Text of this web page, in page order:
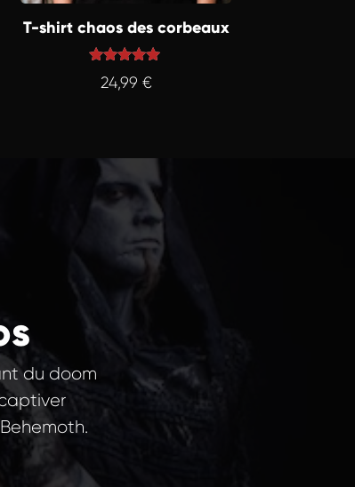
T-shirt chaos des corbeaux
Note
5.00
24,99 €
du doom